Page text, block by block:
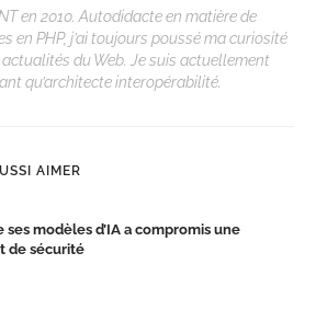
en 2010. Autodidacte en matière de
en PHP, j’ai toujours poussé ma curiosité
du Web. Je suis actuellement
qu’architecte interopérabilité.
AIMER
ses modèles d’IA a compromis une
de sécurité